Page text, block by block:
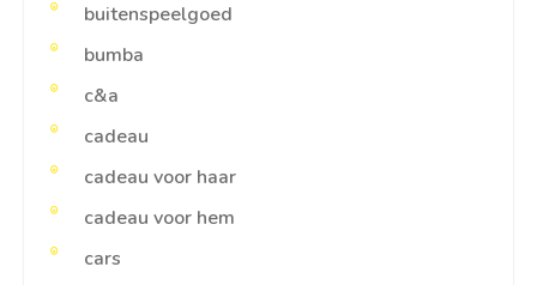
buitenspeelgoed
bumba
c&a
cadeau
cadeau voor haar
cadeau voor hem
cars